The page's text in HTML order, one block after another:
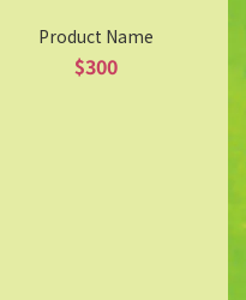
Product Name
$300